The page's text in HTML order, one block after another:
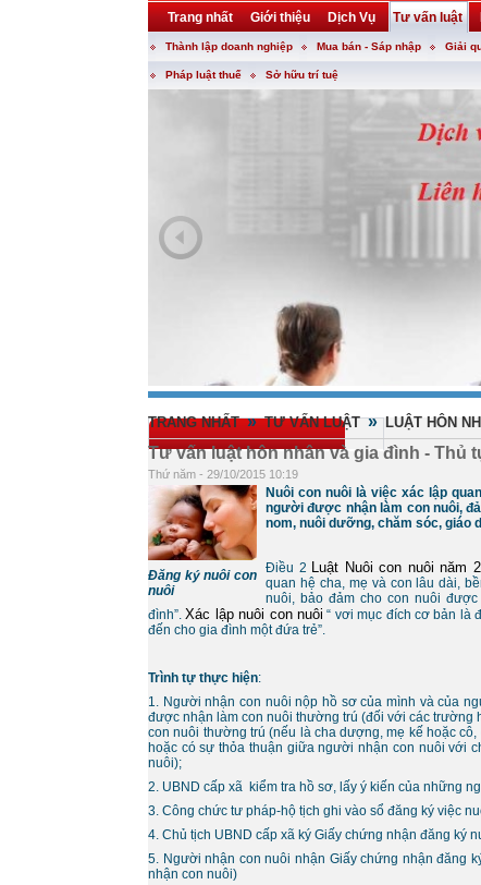
Trang nhất Giới thiệu Dịch Vụ Tư vấn luật
Khuyến mại Liên hệ forum utility
Thành lập doanh nghiệp Mua bán - Sáp nhập Giải
Pháp luật thuế Sở hữu trí tuệ
TRANG NHẤT » TƯ VẤN LUẬT » LUẬT HÔN
Tư vấn luật hôn nhân và gia đình -
Thứ năm - 29/10/2015 10:19
Đăng ký nuôi con
nuôi
Nuôi con nuôi là việc xác lập
người được nhận làm con nuôi,
nom, nuôi dưỡng, chăm sóc, giáo
Điều 2 Luật Nuôi con nuôi năm
quan hệ cha, mẹ và con lâu dài,
nuôi, bảo đảm cho con nuôi
đình”.Xác lập nuôi con nuôi “ vơi mục đích cơ bản là
đến cho gia đình một đứa trẻ”.
Trình tự thực hiện:
1. Người nhận con nuôi nộp hồ sơ của mình và của
được nhận làm con nuôi thường trú (đối với các
con nuôi thường trú (nếu là cha dượng, mẹ kế hoặc
hoặc có sự thỏa thuận giữa người nhận con nuôi với
nuôi);
2. UBND cấp xã kiểm tra hồ sơ, lấy ý kiến của những
3. Công chức tư pháp-hộ tịch ghi vào sổ đăng ký việc
4. Chủ tịch UBND cấp xã ký Giấy chứng nhận đăng ký
5. Người nhận con nuôi nhận Giấy chứng nhận đăng
nhận con nuôi)